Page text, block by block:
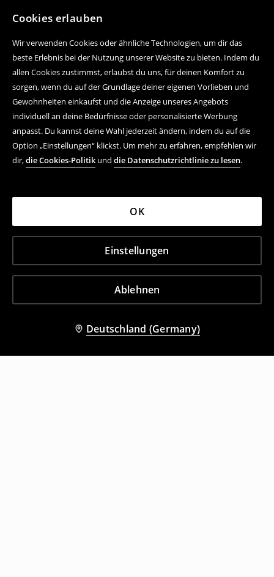
Cookies erlauben
Wir verwenden Cookies oder ähnliche Technologien, um dir das
beste Erlebnis bei der Nutzung unserer Website zu bieten. Indem du
allen Cookies zustimmst, erlaubst du uns, für deinen Komfort zu
sorgen, wenn du auf der Grundlage deiner eigenen Vorlieben und
Gewohnheiten einkaufst und die Anzeige unseres Angebots
individuell an deine Bedürfnisse oder personalisierte Werbung
anpasst. Du kannst deine Wahl jederzeit ändern, indem du auf die
Option „Einstellungen“ klickst. Um mehr zu erfahren, empfehlen wir
dir,die Cookies-Politik und die Datenschutzrichtlinie zu lesen.
Ablehnen
Einstellungen
OK
Deutschland (Germany)